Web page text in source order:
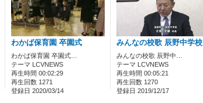
わかば保育園 卒園式
わかば保育園 卒園式…
テーマ LCVNEWS
再生時間 00:02:29
再生回数 1271
登録日 2020/03/14
みんなの校歌 辰野中学校
みんなの校歌 辰野中…
テーマ LCVNEWS
再生時間 00:05:21
再生回数 1270
登録日 2019/12/17